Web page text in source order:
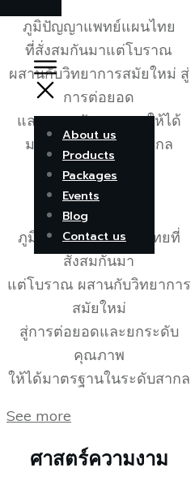
About us
Products
Packages
Events
Blog
Contact us
ภูมิปัญญาแพทย์แผนไทย
ที่สั่งสมกันมาแต่โบราณ
ผสานกับวิทยาการสมัยใหม่ สู่
การต่อยอด
และยกระดับคุณภาพให้ได้
มาตรฐานในระดับสากล
ภูมิปัญญาแพทย์แผนไทยที่
สั่งสมกันมา
แต่โบราณ ผสานกับวิทยาการ
สมัยใหม่
สู่การต่อยอดและยกระดับ
คุณภาพ
ให้ได้มาตรฐานในระดับสากล
See more
ศาสตร์ความงาม